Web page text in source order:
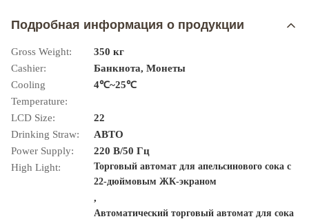
Подробная информация о продукции
Gross Weight:
350 кг
Cashier:
Банкнота, Монеты
Cooling
Temperature:
4℃~25℃
LCD Size:
22
Drinking Straw:
АВТО
Power Supply:
220 В/50 Гц
High Light:
Торговый автомат для апельсинового сока с
22-дюймовым ЖК-экраном
,
Автоматический торговый автомат для сока